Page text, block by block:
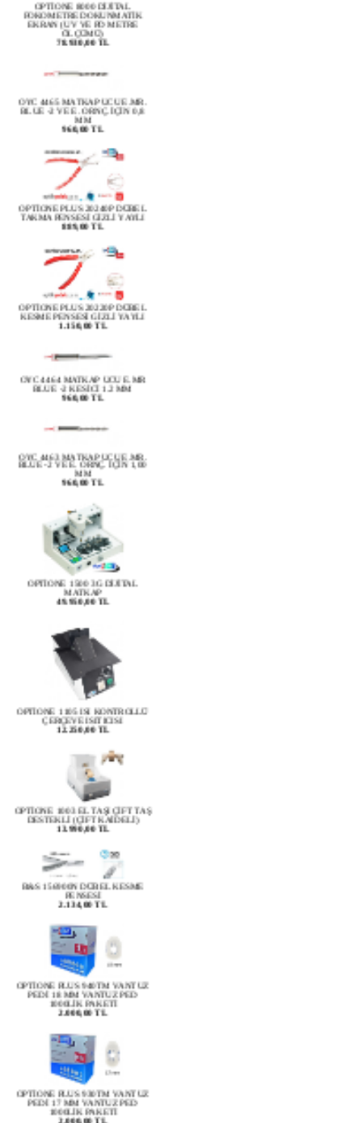
EKRAN (UV VE PD METRE
ÖLÇÜMÜ)
78.930,00 TL
MM
960,00 TL
OPTİONE PLUS 20240P DÜBEL
TAKMA PENSESİ GİZLİ YAYLI
889,00 TL
OPTİONE PLUS 20220P DÜBEL
KESME PENSESİ GİZLİ YAYLI
1.150,00 TL
OYC 4464 MATKAP UCU E.MR
960,00 TL
MM
960,00 TL
OPTİONE 1500 3G DİJİTAL
MATKAP
49.950,00 TL
OPTİONE 1105 ISI KONTROLLÜ
ÇERÇEVE ISITICISI
12.250,00 TL
OPTİONE 1003 EL TAŞI ÇİFT TAŞ
DESTEKLİ (ÇİFT KAİDELİ)
13.990,00 TL
B&S 156900N DÜBEL KESME
PENSESİ
2.134,00 TL
OPTİONE PLUS 940TM VANTUZ
PEDİ 18 MM VANTUZ PED
1000LİK PAKETİ
2.000,00 TL
OPTİONE PLUS 930TM VANTUZ
PEDİ 17 MM VANTUZ PED
1000LİK PAKETİ
2.000,00 TL